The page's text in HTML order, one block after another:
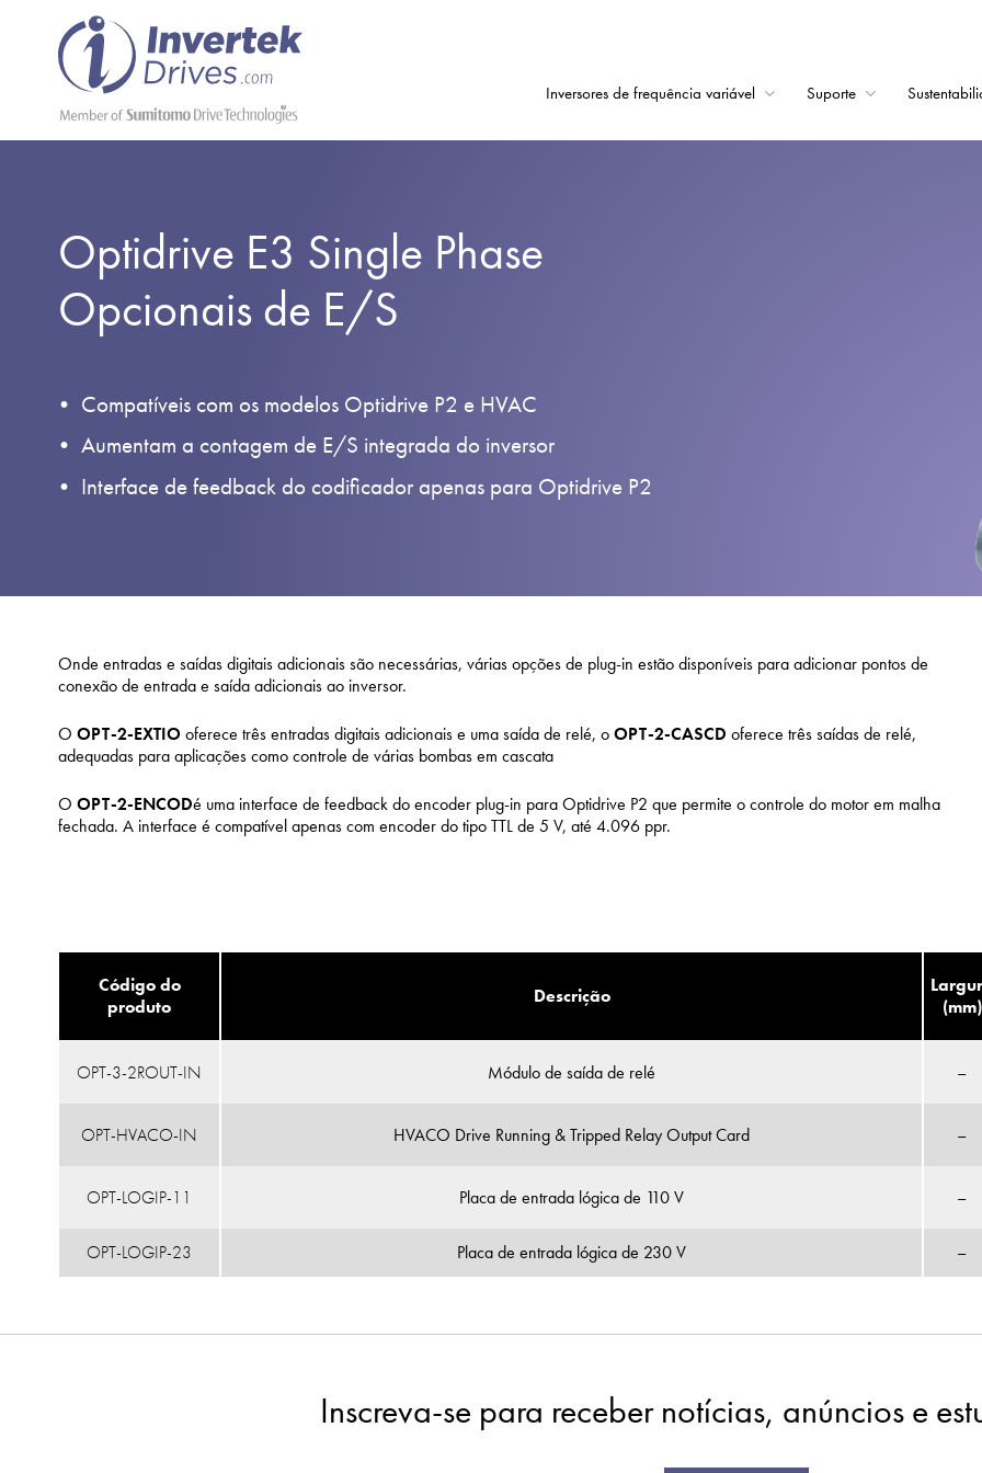
Inversores de frequência variável Suporte
Optidrive E3 Single Phase
Opcionais de E/S
Compatíveis com os modelos Optidrive P2 e HVAC
Aumentam a contagem de E/S integrada do inversor
Interface de feedback do codificador apenas para Optidrive P2
Onde entradas e saídas digitais adicionais são necessárias, várias opções de plug-in estão disponíveis para adicionar pontos de
conexão de entrada e saída adicionais ao inversor.
O OPT-2-EXTIO oferece três entradas digitais adicionais e uma saída de relé, oOPT-2-CASCD oferece três saídas de relé,
adequadas para aplicações como controle de várias bombas em cascata
O OPT-2-ENCODé uma interface de feedback do encoder plug-in para Optidrive P2 que permite o controle do motor em malha
fechada. A interface é compatível apenas com encoder do tipo TTL de 5 V, até 4.096 ppr.
Código do
produto
Descrição
(mm)
OPT-3-2ROUT-IN Módulo de saída de relé –
OPT-HVACO-IN HVACO Drive Running & Tripped Relay Output Card –
OPT-LOGIP-11 Placa de entrada lógica de 110 V –
OPT-LOGIP-23 Placa de entrada lógica de 230 V –
Inscreva-se para receber notícias, anúncios e